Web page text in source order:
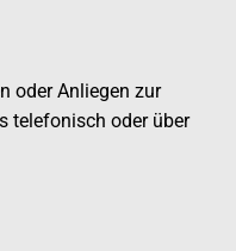
oder Anliegen zur
telefonisch oder über